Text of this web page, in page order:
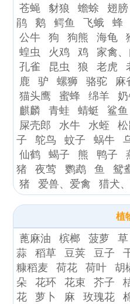
苍蝇
豺狼 蟾蜍 翅膀
鹃
鹅 鳄鱼 飞蛾 蜂
公牛
狗 狗熊 海龟
蝗虫
火鸡 鸡 家禽
孔雀
昆虫 狼 老虎
鹿
驴 螺狮 骆驼 麻
猫头鹰
蜜蜂 绵羊
麒麟
青蛙 蜻蜓 鲨鱼
屎壳郎
水牛 水蛭
子
鸵鸟 蚊子 蜗牛
仙鹤
蝎子 熊 鸭子
猪
夜莺 鹦鹉 鱼 鸳
猪
爱兽、爱禽 猎犬
植
蓖麻油 槟榔 菠萝 草
蒜
稻草 豆荚 豆子
糠稻麦
荷花 荷叶 胡
朵
花环 花束 芥子
花
萝卜 麻 玫瑰花